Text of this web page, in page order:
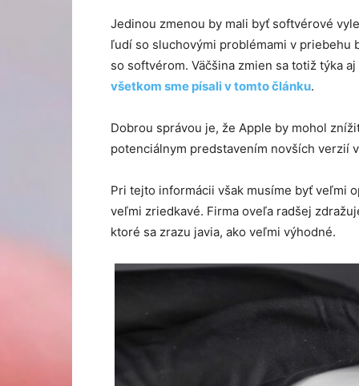
Jedinou zmenou by mali byť softvérové
ľudí so sluchovými problémami v priebehu
so softvérom. Väčšina zmien sa totiž týka
všetkom sme písali v tomto článku.
Dobrou správou je, že Apple by mohol
potenciálnym predstavením novších verzií
Pri tejto informácii však musíme byť veľmi
veľmi zriedkavé. Firma oveľa radšej
ktoré sa zrazu javia, ako veľmi výhodné.